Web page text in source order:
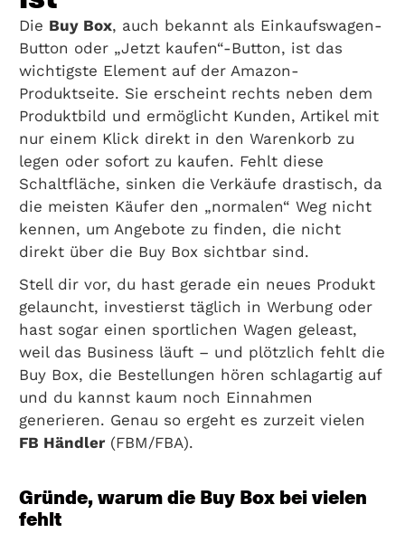
Die Buy Box, auch bekannt als Einkaufswagen-
Button oder „Jetzt kaufen“-Button, ist das
wichtigste Element auf der Amazon-
Produktseite. Sie erscheint rechts neben dem
Produktbild und ermöglicht Kunden, Artikel mit
nur einem Klick direkt in den Warenkorb zu
legen oder sofort zu kaufen. Fehlt diese
Schaltfläche, sinken die Verkäufe drastisch, da
die meisten Käufer den „normalen“ Weg nicht
kennen, um Angebote zu finden, die nicht
direkt über die Buy Box sichtbar sind.
Stell dir vor, du hast gerade ein neues Produkt
gelauncht, investierst täglich in Werbung oder
hast sogar einen sportlichen Wagen geleast,
weil das Business läuft – und plötzlich fehlt die
Buy Box, die Bestellungen hören schlagartig auf
und du kannst kaum noch Einnahmen
generieren. Genau so ergeht es zurzeit vielen
FB Händler(FBM/FBA).
Gründe, warum die Buy Box bei vielen
fehlt